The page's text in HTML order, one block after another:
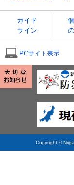
ガイド
ライン
PCサイト表示
Copyright ©